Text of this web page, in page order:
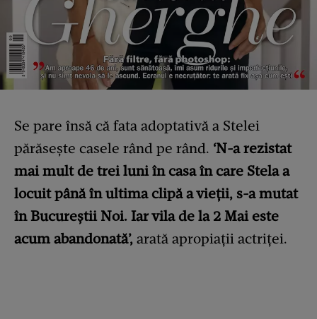
Se pare însă că fata adoptativă a Stelei
părăseşte casele rând pe rând. ‘N-a rezistat
mai mult de trei luni în casa în care Stela a
locuit până în ultima clipă a vieţii, s-a mutat
în Bucureştii Noi. Iar vila de la 2 Mai este
acum abandonată’, arată apropiaţii actriţei.